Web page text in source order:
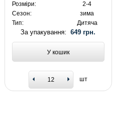
Розміри:
2-4
Сезон:
зима
Тип:
Дитяча
За упакування:649 грн.
У кошик
шт